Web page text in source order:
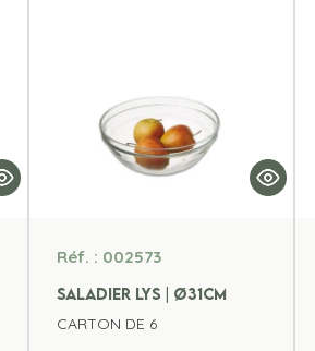
Réf. : 002573
SALADIER LYS | Ø31CM
CARTON DE 6